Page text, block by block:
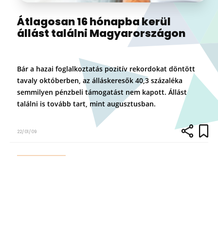
Átlagosan 16 hónapba kerül
állást találni Magyarországon
Bár a hazai foglalkoztatás pozitív rekordokat döntött
tavaly októberben, az álláskeresők 40,3 százaléka
semmilyen pénzbeli támogatást nem kapott. Állást
találni is tovább tart, mint augusztusban.
22/01/09